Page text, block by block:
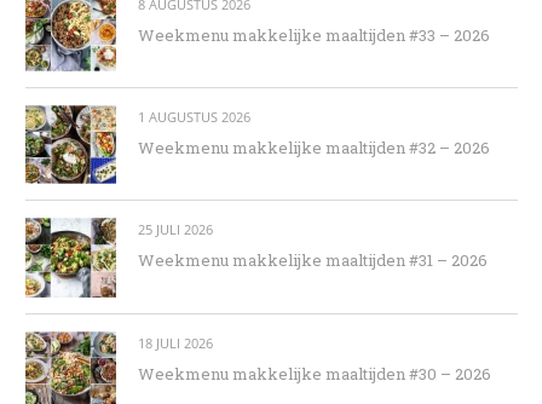
8 AUGUSTUS 2026
Weekmenu makkelijke maaltijden #33 – 2026
1 AUGUSTUS 2026
Weekmenu makkelijke maaltijden #32 – 2026
25 JULI 2026
Weekmenu makkelijke maaltijden #31 – 2026
18 JULI 2026
Weekmenu makkelijke maaltijden #30 – 2026